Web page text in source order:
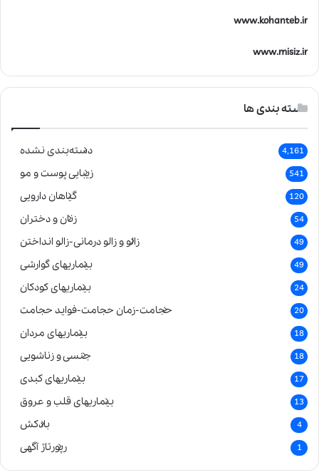
www.kohanteb.ir
www.misiz.ir
دسته بندی ها
دسته‌بندی نشده 4,161
زیبایی پوست و مو 541
گیاهان دارویی 120
زنان و دختران 54
زالو و زالو درمانی-زالو انداختن 49
بیماریهای گوارشی 49
بیماریهای کودکان 24
حجامت-زمان حجامت-فواید حجامت 20
بیماریهای مردان 18
جنسی و زناشویی 18
بیماریهای کبدی 17
بیماریهای قلب و عروق 13
بادکش 4
رپورتاژ آگهی 1